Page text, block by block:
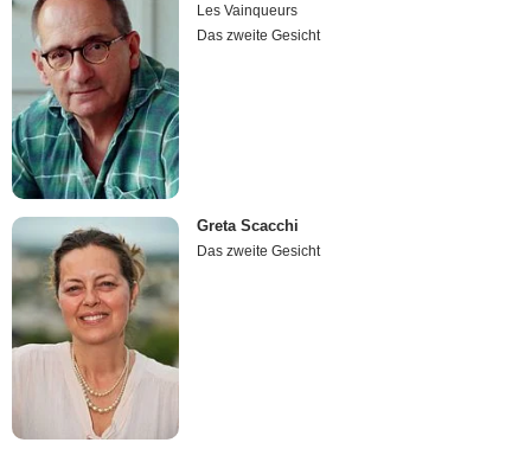
Les Vainqueurs
Das zweite Gesicht
Greta Scacchi
Das zweite Gesicht